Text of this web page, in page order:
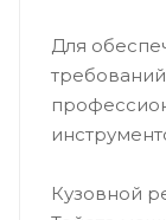
Для
Кузовной